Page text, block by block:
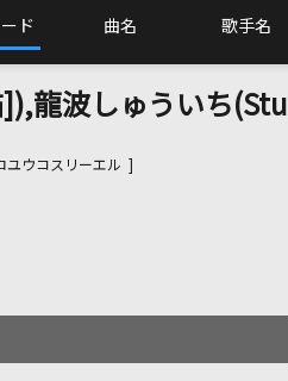
ド 曲名 歌手名
龍波しゅういち(Stu
ユウコスリーエル ]